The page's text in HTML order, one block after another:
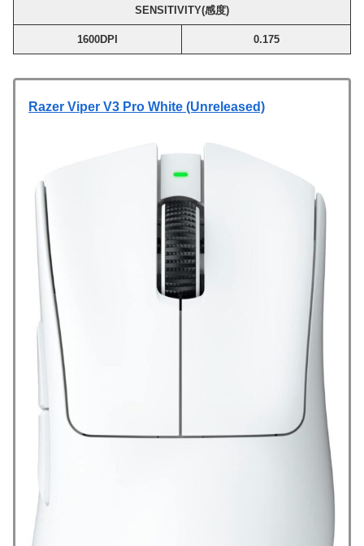
SENSITIVITY(感度)
1600DPI 0.175
Razer Viper V3 Pro White (Unreleased)